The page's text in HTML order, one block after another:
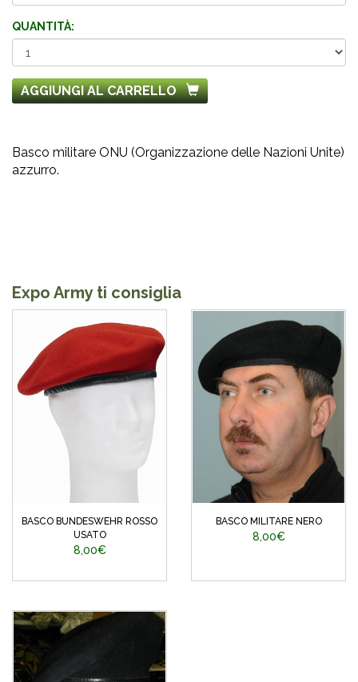
QUANTITÀ:
AGGIUNGI AL CARRELLO
Basco militare ONU (Organizzazione delle Nazioni Unite)
azzurro.
Expo Army ti consiglia
BASCO BUNDESWEHR ROSSO
USATO
8,00€
BASCO MILITARE NERO
8,00€